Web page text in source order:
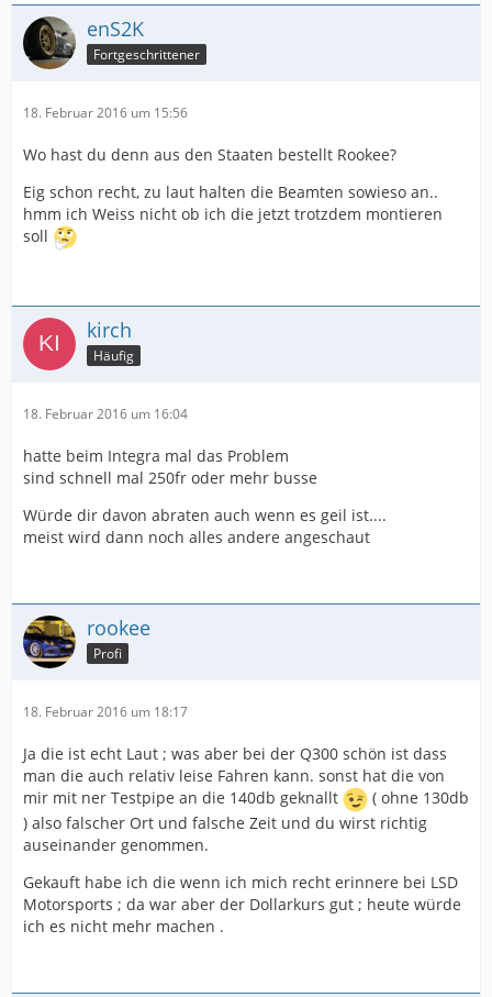
enS2K
Fortgeschrittener
18. Februar 2016 um 15:56
Wo hast du denn aus den Staaten bestellt Rookee?
Eig schon recht, zu laut halten die Beamten sowieso an..
hmm ich Weiss nicht ob ich die jetzt trotzdem montieren
soll
kirch
Häufig
18. Februar 2016 um 16:04
hatte beim Integra mal das Problem
sind schnell mal 250fr oder mehr busse
Würde dir davon abraten auch wenn es geil ist....
meist wird dann noch alles andere angeschaut
rookee
Profi
18. Februar 2016 um 18:17
Ja die ist echt Laut ; was aber bei der Q300 schön ist dass
man die auch relativ leise Fahren kann. sonst hat die von
mir mit ner Testpipe an die 140db geknallt
( ohne 130db
) also falscher Ort und falsche Zeit und du wirst richtig
auseinander genommen.
Gekauft habe ich die wenn ich mich recht erinnere bei LSD
Motorsports ; da war aber der Dollarkurs gut ; heute würde
ich es nicht mehr machen .